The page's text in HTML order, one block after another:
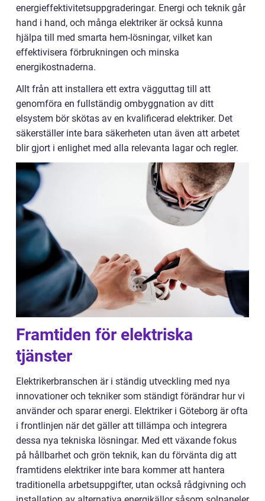
energieffektivitetsuppgraderingar. Energi och teknik går
hand i hand, och många elektriker är också kunna
hjälpa till med smarta hem-lösningar, vilket kan
effektivisera förbrukningen och minska
energikostnaderna.
Allt från att installera ett extra vägguttag till att
genomföra en fullständig ombyggnation av ditt
elsystem bör skötas av en kvalificerad elektriker. Det
säkerställer inte bara säkerheten utan även att arbetet
blir gjort i enlighet med alla relevanta lagar och regler.
Framtiden för elektriska
tjänster
Elektrikerbranschen är i ständig utveckling med nya
innovationer och tekniker som ständigt förändrar hur vi
använder och sparar energi. Elektriker i Göteborg är ofta
i frontlinjen när det gäller att tillämpa och integrera
dessa nya tekniska lösningar. Med ett växande fokus
på hållbarhet och grön teknik, kan du förvänta dig att
framtidens elektriker inte bara kommer att hantera
traditionella arbetsuppgifter, utan också rådgivning och